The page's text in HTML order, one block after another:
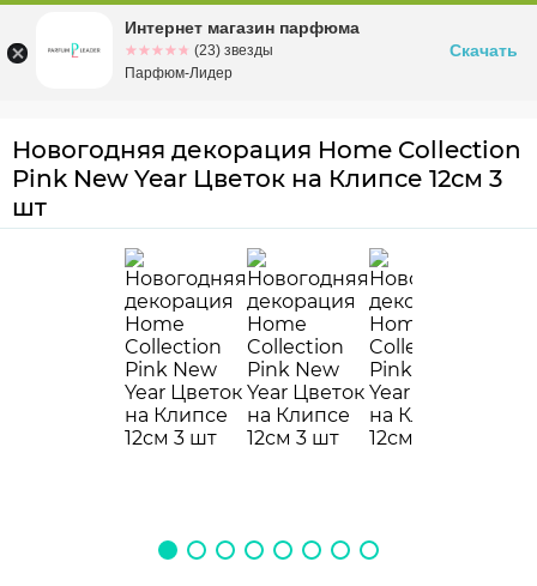
Омскул. Заозерная, 11, к. 1
Новогодняя декорация Home Collection
Pink New Year Цветок на Клипсе 12см 3
шт
Интернет магазин парфюма
☆☆☆☆☆
★★★★★ (23) звезды
Парфюм-Лидер
Скачать